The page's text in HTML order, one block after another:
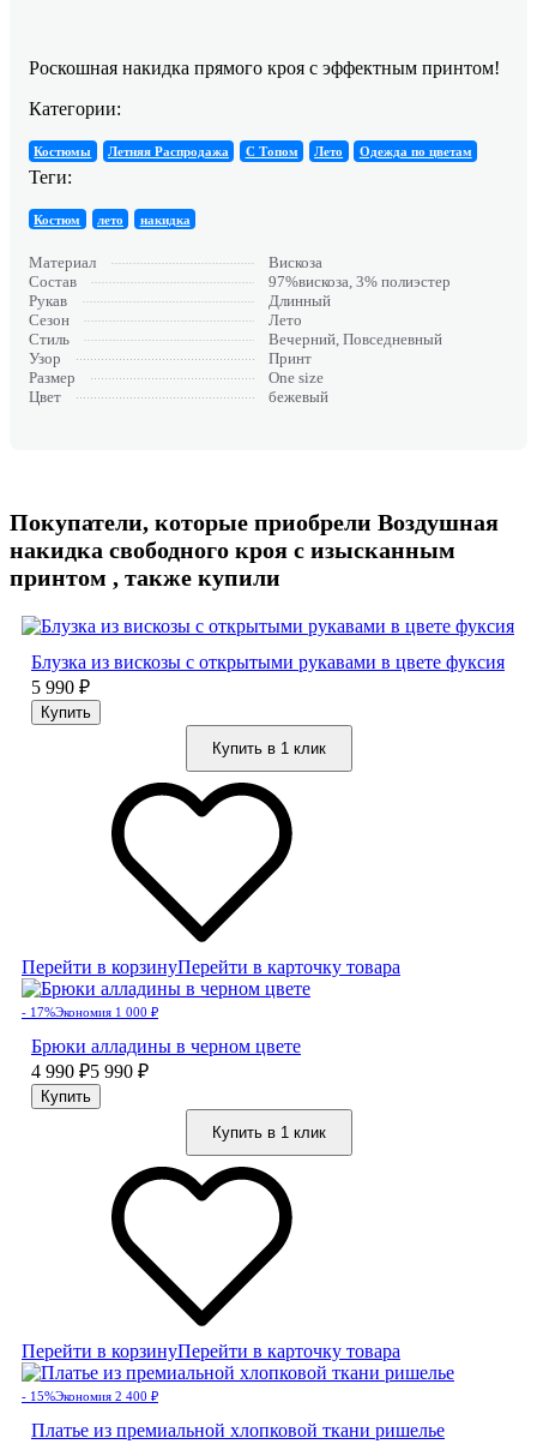
Роскошная накидка прямого кроя с эффектным принтом!
Категории:
Костюмы Летняя Распродажа С Топом Лето Одежда по цветам
Теги:
Костюм лето накидка
Материал
Вискоза
Состав
97%вискоза, 3% полиэстер
Рукав
Длинный
Сезон
Лето
Стиль
Вечерний, Повседневный
Узор
Принт
Размер
One size
Цвет
бежевый
Покупатели, которые приобрели Воздушная
накидка свободного кроя с изысканным
принтом , также купили
Блузка из вискозы с открытыми рукавами в цвете фуксия
5 990 ₽
Купить в 1 клик
Перейти в корзинуПерейти в карточку товара
- 17%Экономия 1 000 ₽
Брюки алладины в черном цвете
4 990 ₽5 990 ₽
Купить в 1 клик
Перейти в корзинуПерейти в карточку товара
- 15%Экономия 2 400 ₽
Платье из премиальной хлопковой ткани ришелье